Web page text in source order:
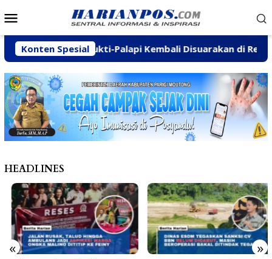
ke
Mobile
Konten Spesial
Poros Wanamukti-Palapi Kembali Disuarakan di Reses
HEADLINES
« »